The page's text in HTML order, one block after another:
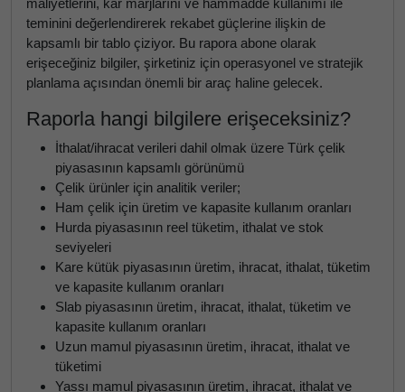
maliyetlerini, kâr marjlarını ve hammadde kullanımı ile
teminini değerlendirerek rekabet güçlerine ilişkin de
kapsamlı bir tablo çiziyor. Bu rapora abone olarak
erişeceğiniz bilgiler, şirketiniz için operasyonel ve stratejik
planlama açısından önemli bir araç haline gelecek.
Raporla hangi bilgilere erişeceksiniz?
İthalat/ihracat verileri dahil olmak üzere Türk çelik
piyasasının kapsamlı görünümü
Çelik ürünler için analitik veriler;
Ham çelik için üretim ve kapasite kullanım oranları
Hurda piyasasının reel tüketim, ithalat ve stok
seviyeleri
Kare kütük piyasasının üretim, ihracat, ithalat, tüketim
ve kapasite kullanım oranları
Slab piyasasının üretim, ihracat, ithalat, tüketim ve
kapasite kullanım oranları
Uzun mamul piyasasının üretim, ihracat, ithalat ve
tüketimi
Yassı mamul piyasasının üretim, ihracat, ithalat ve